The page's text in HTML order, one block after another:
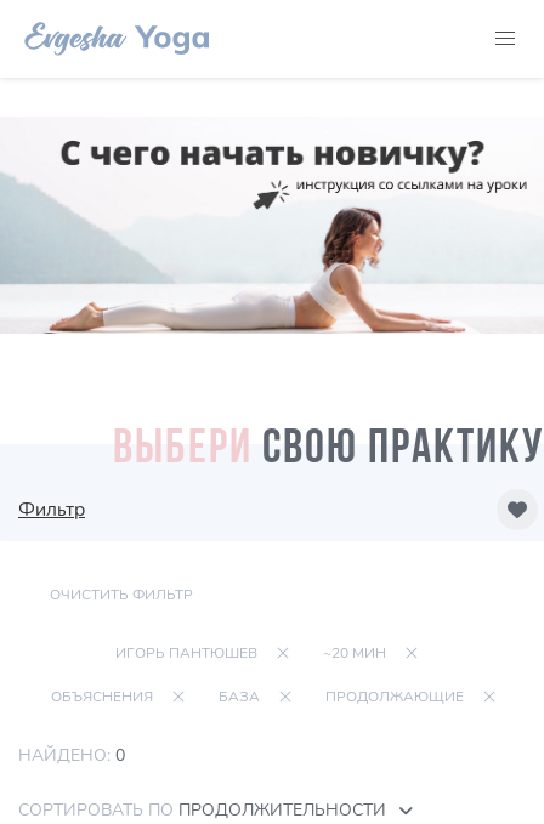
ВЫБЕРИ СВОЮ ПРАКТИКУ
Фильтр
ОЧИСТИТЬ ФИЛЬТР
ИГОРЬ ПАНТЮШЕВ ~20 МИН
ОБЪЯСНЕНИЯ БАЗА ПРОДОЛЖАЮЩИЕ
НАЙДЕНО: 0
СОРТИРОВАТЬ ПО ПРОДОЛЖИТЕЛЬНОСТИ